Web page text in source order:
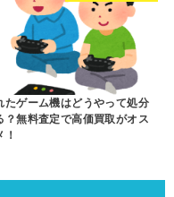
たゲーム機はどうやって処分
？無料査定で高価買取がオス
！